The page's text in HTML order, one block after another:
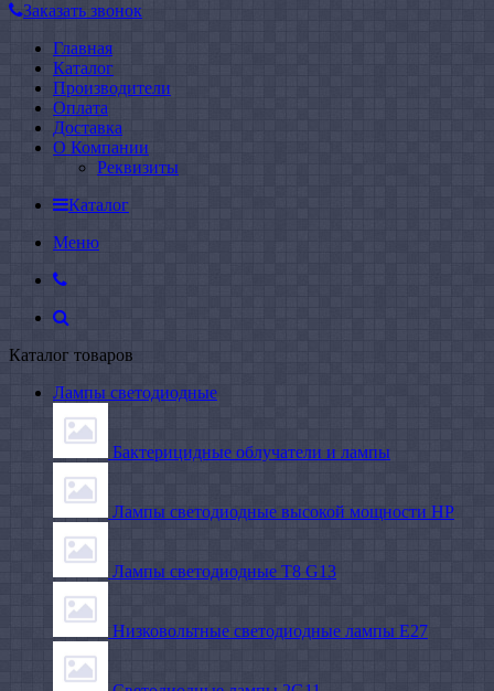
Заказать звонок
Главная
Каталог
Производители
Оплата
Доставка
О Компании
Реквизиты
Каталог
Меню
Каталог товаров
Лампы светодиодные
Бактерицидные облучатели и лампы
Лампы светодиодные высокой мощности HP
Лампы светодиодные Т8 G13
Низковольтные светодиодные лампы E27